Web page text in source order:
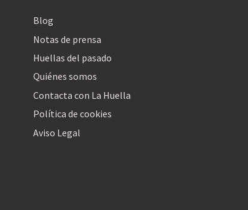
Blog
Notas de prensa
Huellas del pasado
Quiénes somos
Contacta con La Huella
Política de cookies
Aviso Legal